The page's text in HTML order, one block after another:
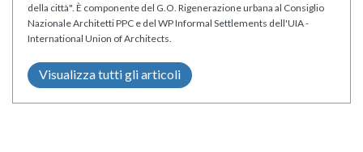
della città". È componente del G.O. Rigenerazione urbana al Consiglio
Nazionale Architetti PPC e del WP Informal Settlements dell'UIA -
International Union of Architects.
Visualizza tutti gli articoli